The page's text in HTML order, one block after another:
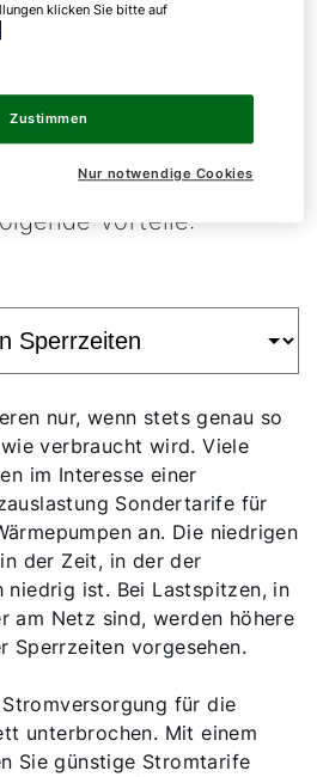
überschüssiger
Nutzung eines
Vorteile:
nur, wenn stets genau so
verbraucht wird. Viele
im Interesse einer
Sondertarife für
an. Die niedrigen
der Zeit, in der der
niedrig ist. Bei Lastspitzen, in
am Netz sind, werden höhere
Sperrzeiten vorgesehen.
für die
unterbrochen. Mit einem
Sie günstige Stromtarife
klicken Sie bitte auf
Nur notwendige Cookies
Zustimmen